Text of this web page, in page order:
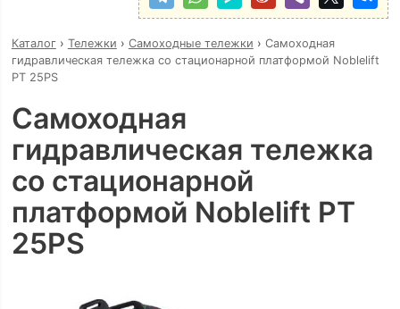
Каталог› Тележки › Самоходные тележки › Самоходная
гидравлическая тележка со стационарной платформой Noblelift
PT 25PS
Самоходная
гидравлическая тележка
со стационарной
платформой Noblelift PT
25PS